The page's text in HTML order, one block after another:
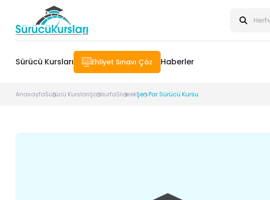
Sürücü Kursları Ehliyet Sınavı Çöz Haberler
AnasayfaSürücü KurslarıŞanlıurfaSiverekŞen Par Sürücü Kursu